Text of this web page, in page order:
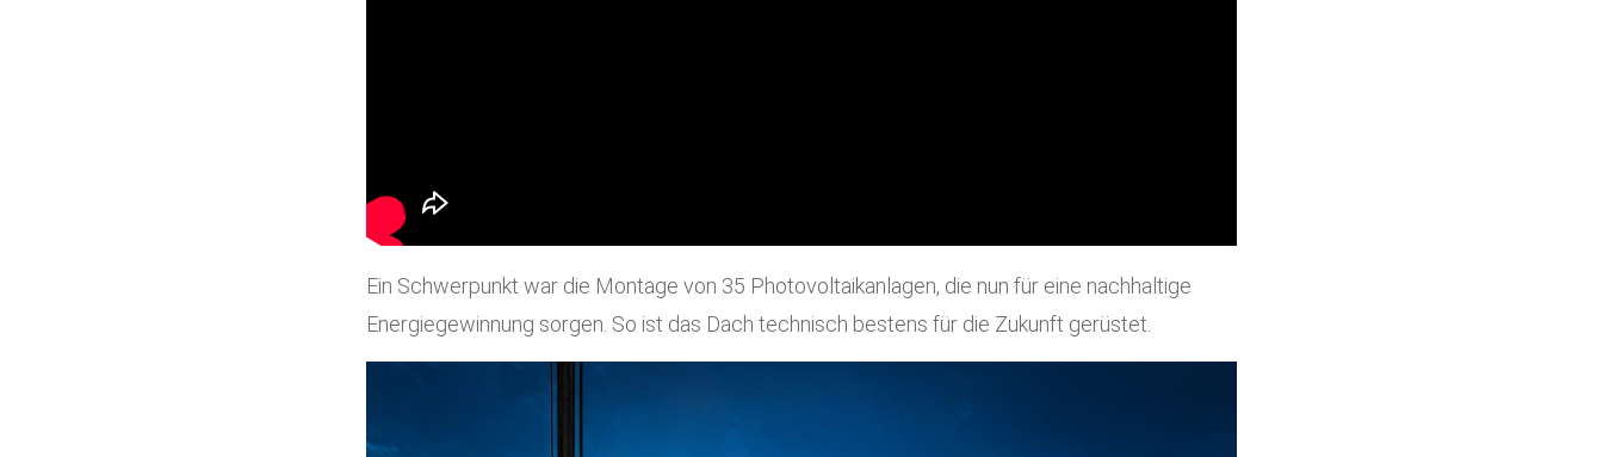
Ein Schwerpunkt war die Montage von 35 Photovoltaikanlagen, die nun für eine nachhaltige
Energiegewinnung sorgen. So ist das Dach technisch bestens für die Zukunft gerüstet.